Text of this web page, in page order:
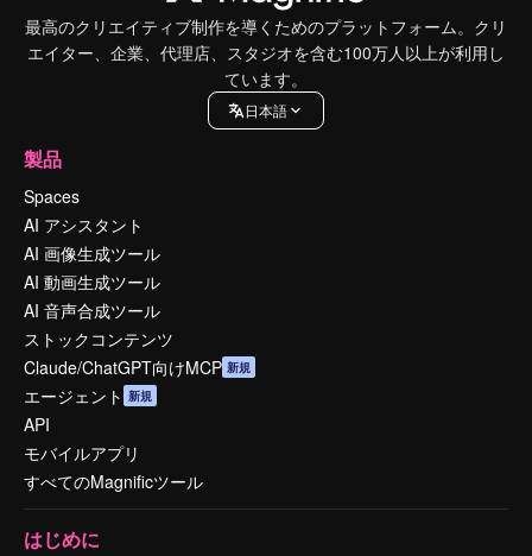
最高のクリエイティブ制作を導くためのプラットフォーム。クリ
エイター、企業、代理店、スタジオを含む100万人以上が利用し
ています。
日本語
製品
Spaces
AI アシスタント
AI 画像生成ツール
AI 動画生成ツール
AI 音声合成ツール
ストックコンテンツ
Claude/ChatGPT向けMCP 新規
エージェント 新規
API
モバイルアプリ
すべてのMagnificツール
はじめに